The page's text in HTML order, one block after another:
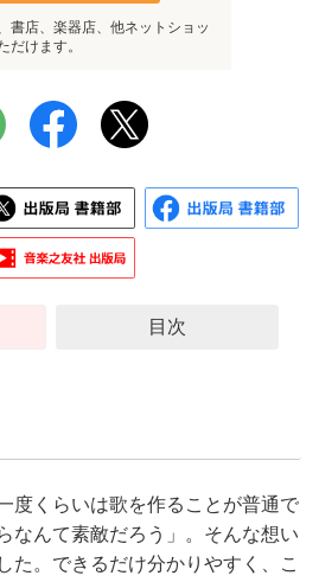
書店、楽器店、他ネットショッ
だけます。
目次
度くらいは歌を作ることが普通で
なんて素敵だろう」。そんな想い
た。できるだけ分かりやすく、こ